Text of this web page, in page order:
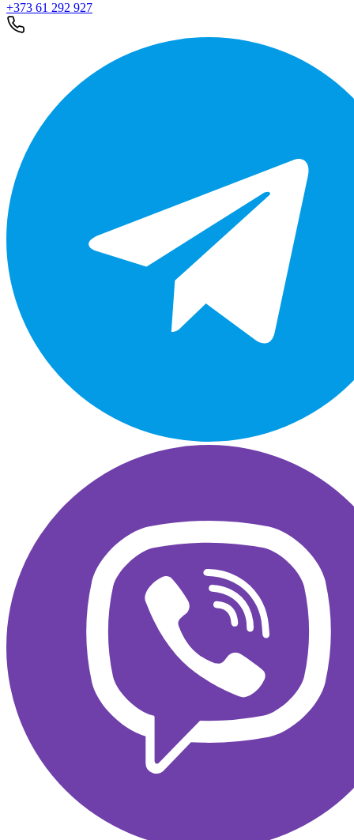
+373 61 292 927